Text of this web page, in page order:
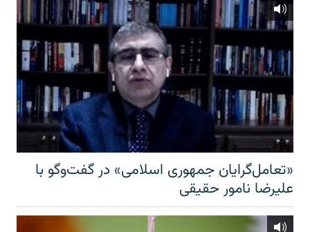
«تعامل‌گرایان جمهوری اسلامی» در گفت‌وگو با
علیرضا نامور حقیقی